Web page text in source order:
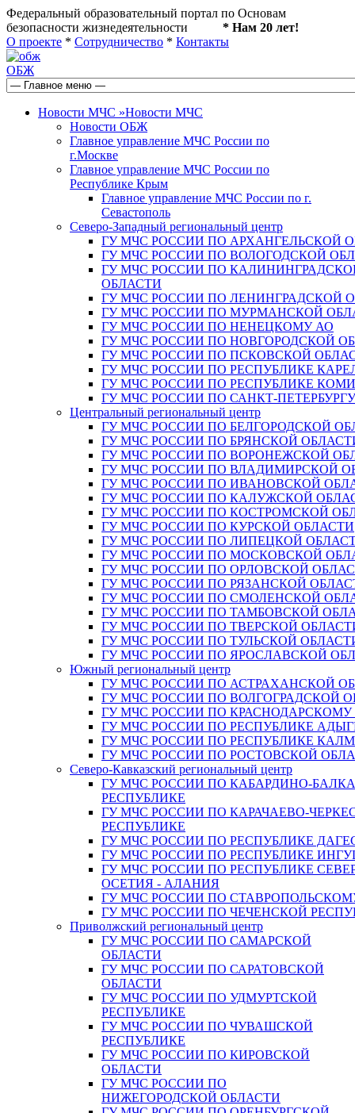
Федеральный образовательный портал по Основам
безопасности жизнедеятельности * Нам 20 лет!
О проекте * Сотрудничество * Контакты
ОБЖ
Новости МЧС »Новости МЧС
Новости ОБЖ
Главное управление МЧС России по
г.Москве
Главное управление МЧС России по
Республике Крым
Главное управление МЧС России по г.
Севастополь
Северо-Западный региональный центр
ГУ МЧС РОССИИ ПО АРХАНГЕЛЬСКОЙ
ГУ МЧС РОССИИ ПО ВОЛОГОДСКОЙ
ГУ МЧС РОССИИ ПО
ОБЛАСТИ
ГУ МЧС РОССИИ ПО ЛЕНИНГРАДСКОЙ
ГУ МЧС РОССИИ ПО МУРМАНСКОЙ
ГУ МЧС РОССИИ ПО НЕНЕЦКОМУ АО
ГУ МЧС РОССИИ ПО НОВГОРОДСКОЙ
ГУ МЧС РОССИИ ПО ПСКОВСКОЙ
ГУ МЧС РОССИИ ПО РЕСПУБЛИКЕ
ГУ МЧС РОССИИ ПО РЕСПУБЛИКЕ КОМИ
ГУ МЧС РОССИИ ПО САНКТ-ПЕТЕРБУРГУ
Центральный региональный центр
ГУ МЧС РОССИИ ПО БЕЛГОРОДСКОЙ
ГУ МЧС РОССИИ ПО БРЯНСКОЙ
ГУ МЧС РОССИИ ПО ВОРОНЕЖСКОЙ
ГУ МЧС РОССИИ ПО ВЛАДИМИРСКОЙ
ГУ МЧС РОССИИ ПО ИВАНОВСКОЙ
ГУ МЧС РОССИИ ПО КАЛУЖСКОЙ
ГУ МЧС РОССИИ ПО КОСТРОМСКОЙ
ГУ МЧС РОССИИ ПО КУРСКОЙ ОБЛАСТИ
ГУ МЧС РОССИИ ПО ЛИПЕЦКОЙ
ГУ МЧС РОССИИ ПО МОСКОВСКОЙ
ГУ МЧС РОССИИ ПО ОРЛОВСКОЙ
ГУ МЧС РОССИИ ПО РЯЗАНСКОЙ
ГУ МЧС РОССИИ ПО СМОЛЕНСКОЙ
ГУ МЧС РОССИИ ПО ТАМБОВСКОЙ
ГУ МЧС РОССИИ ПО ТВЕРСКОЙ
ГУ МЧС РОССИИ ПО ТУЛЬСКОЙ
ГУ МЧС РОССИИ ПО ЯРОСЛАВСКОЙ
Южный региональный центр
ГУ МЧС РОССИИ ПО АСТРАХАНСКОЙ
ГУ МЧС РОССИИ ПО ВОЛГОГРАДСКОЙ
ГУ МЧС РОССИИ ПО
ГУ МЧС РОССИИ ПО РЕСПУБЛИКЕ
ГУ МЧС РОССИИ ПО РЕСПУБЛИКЕ
ГУ МЧС РОССИИ ПО РОСТОВСКОЙ
Северо-Кавказский региональный центр
ГУ МЧС РОССИИ ПО КАБАРДИНО-
РЕСПУБЛИКЕ
ГУ МЧС РОССИИ ПО КАРАЧАЕВО-
РЕСПУБЛИКЕ
ГУ МЧС РОССИИ ПО РЕСПУБЛИКЕ
ГУ МЧС РОССИИ ПО РЕСПУБЛИКЕ
ГУ МЧС РОССИИ ПО РЕСПУБЛИКЕ
ОСЕТИЯ - АЛАНИЯ
ГУ МЧС РОССИИ ПО
ГУ МЧС РОССИИ ПО ЧЕЧЕНСКОЙ
Приволжский региональный центр
ГУ МЧС РОССИИ ПО САМАРСКОЙ
ОБЛАСТИ
ГУ МЧС РОССИИ ПО САРАТОВСКОЙ
ОБЛАСТИ
ГУ МЧС РОССИИ ПО УДМУРТСКОЙ
РЕСПУБЛИКЕ
ГУ МЧС РОССИИ ПО ЧУВАШСКОЙ
РЕСПУБЛИКЕ
ГУ МЧС РОССИИ ПО КИРОВСКОЙ
ОБЛАСТИ
ГУ МЧС РОССИИ ПО
НИЖЕГОРОДСКОЙ ОБЛАСТИ